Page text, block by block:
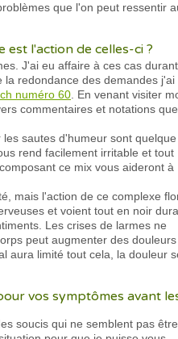
que l'on peut ressentir
l'action de celles-ci ?
J'ai eu affaire à ces cas
la redondance des demandes j'ai
numéro 60 . En venant visiter
commentaires et notations
sautes d'humeur sont quelque
rend facilement irritable et tout
ce mix vous aideront à
mais l'action de ce complexe
et voient tout en noir
Les crises de larmes ne
peut augmenter des
aura limité tout cela, la douleur
vos symptômes avant
soucis qui ne semblent pas être